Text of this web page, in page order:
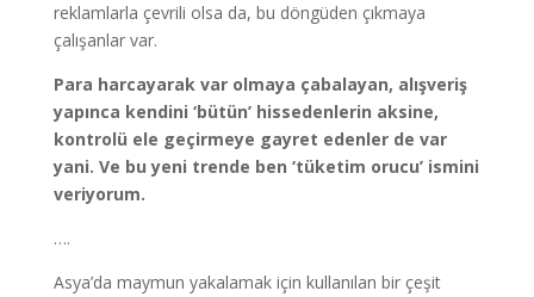
reklamlarla çevrili olsa da, bu döngüden çıkmaya
çalışanlar var.
Para harcayarak var olmaya çabalayan, alışveriş
yapınca kendini ‘bütün’ hissedenlerin aksine,
kontrolü ele geçirmeye gayret edenler de var
yani. Ve bu yeni trende ben ‘tüketim orucu’ ismini
veriyorum.
….
Asya’da maymun yakalamak için kullanılan bir çeşit